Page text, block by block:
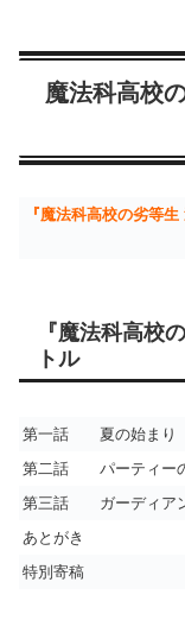
魔法科高校
『魔法科高校の劣等
『魔法科高校
トル
第一話 夏の始まり
第二話 パーティー
第三話 ガーディア
あとがき
特別寄稿